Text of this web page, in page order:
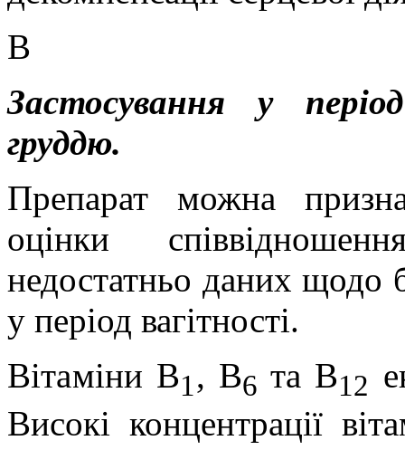
В
Застосування у
груддю.
Препарат можна
оцінки
недостатньо даних щодо
у період вагітності.
Вітаміни В1 , В6 та В12
Високі концентрації